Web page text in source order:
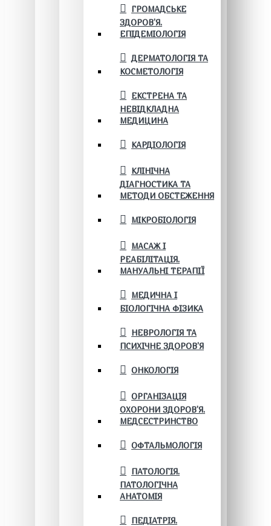
ГРОМАДСЬКЕ
ЗДОРОВ’Я.
ЕПІДЕМІОЛОГІЯ
ДЕРМАТОЛОГІЯ ТА
КОСМЕТОЛОГІЯ
ЕКСТРЕНА ТА
НЕВІДКЛАДНА
МЕДИЦИНА
КАРДІОЛОГІЯ
КЛІНІЧНА
ДІАГНОСТИКА ТА
МЕТОДИ ОБСТЕЖЕННЯ
МІКРОБІОЛОГІЯ
МАСАЖ І
РЕАБІЛІТАЦІЯ.
МАНУАЛЬНІ ТЕРАПІЇ
МЕДИЧНА І
БІОЛОГІЧНА ФІЗИКА
НЕВРОЛОГІЯ ТА
ПСИХІЧНЕ ЗДОРОВ’Я
ОНКОЛОГІЯ
ОРГАНІЗАЦІЯ
ОХОРОНИ ЗДОРОВ'Я.
МЕДСЕСТРИНСТВО
ОФТАЛЬМОЛОГІЯ
ПАТОЛОГІЯ.
ПАТОЛОГІЧНА
АНАТОМІЯ
ПЕДІАТРІЯ.